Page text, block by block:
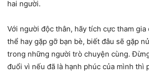
hai người.
Với người độc thân, hãy tích cực tham gia
thể hay gặp gỡ bạn bè, biết đâu sẽ gặp
trong những người trò chuyện cùng.
đuổi vì nếu đã là hạnh phúc của mình thì